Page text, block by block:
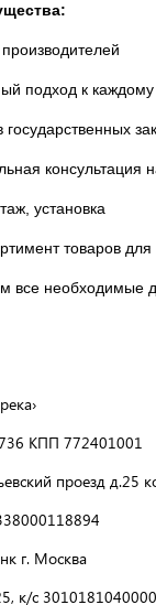
подход к каждому
консультация
установка
товаров
все необходимые
КПП 772401001
проезд д.25
г. Москва
к/с